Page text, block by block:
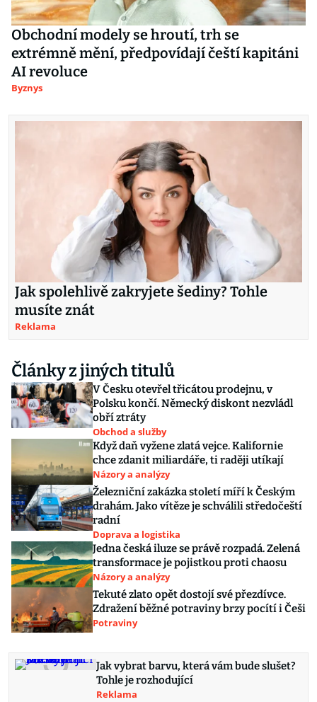
Obchodní modely se hroutí, trh se
extrémně mění, předpovídají čeští kapitáni
AI revoluce
Byznys
Jak spolehlivě zakryjete šediny? Tohle
musíte znát
Reklama
Články z jiných titulů
V Česku otevřel třicátou prodejnu, v
Polsku končí. Německý diskont nezvládl
obří ztráty
Obchod a služby
Když daň vyžene zlatá vejce. Kalifornie
chce zdanit miliardáře, ti raději utíkají
Názory a analýzy
Železniční zakázka století míří k Českým
drahám. Jako vítěze je schválili středočeští
radní
Doprava a logistika
Jedna česká iluze se právě rozpadá. Zelená
transformace je pojistkou proti chaosu
Názory a analýzy
Tekuté zlato opět dostojí své přezdívce.
Zdražení běžné potraviny brzy pocítí i Češi
Potraviny
Jak vybrat barvu, která vám bude slušet?
Tohle je rozhodující
Reklama